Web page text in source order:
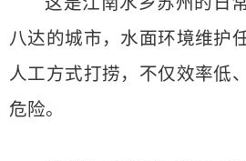
八达的城市，水面环境维护
人工方式打捞，不仅效率低
危险。